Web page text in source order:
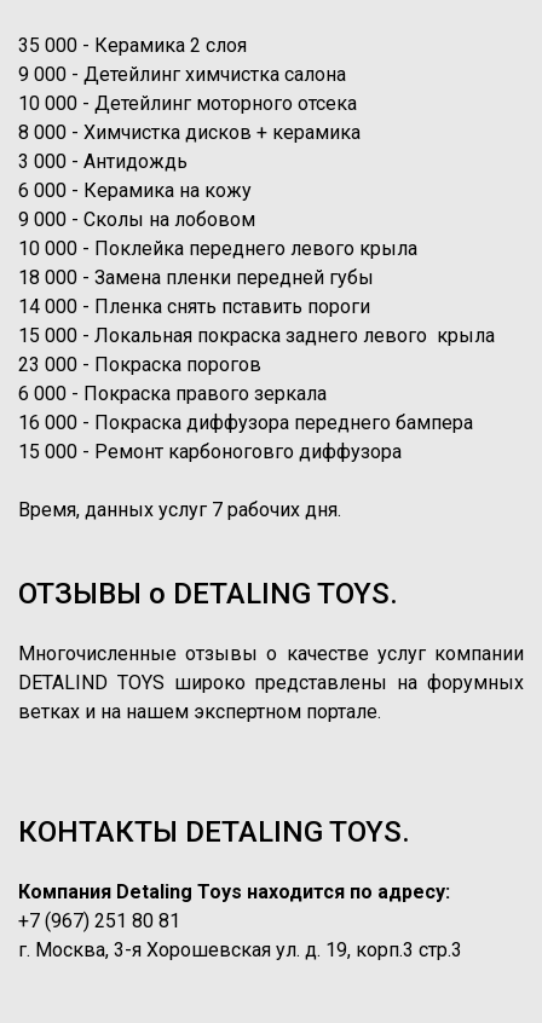
35 000 - Керамика 2 слоя
9 000 - Детейлинг химчистка салона
10 000 - Детейлинг моторного отсека
8 000 - Химчистка дисков + керамика
3 000 - Антидождь
6 000 - Керамика на кожу
9 000 - Сколы на лобовом
10 000 - Поклейка переднего левого крыла
18 000 - Замена пленки передней губы
14 000 - Пленка снять пставить пороги
15 000 - Локальная покраска заднего левого крыла
23 000 - Покраска порогов
6 000 - Покраска правого зеркала
16 000 - Покраска диффузора переднего бампера
15 000 - Ремонт карбоноговго диффузора
Время, данных услуг 7 рабочих дня.
ОТЗЫВЫ о DETALING TOYS.
Многочисленные отзывы о качестве услуг компании
DETALIND TOYS широко представлены на форумных
ветках и на нашем экспертном портале.
КОНТАКТЫ DETALING TOYS.
Компания Detaling Toys находится по адресу:
+7 (967) 251 80 81
г. Москва, 3-я Хорошевская ул. д. 19, корп.3 стр.3